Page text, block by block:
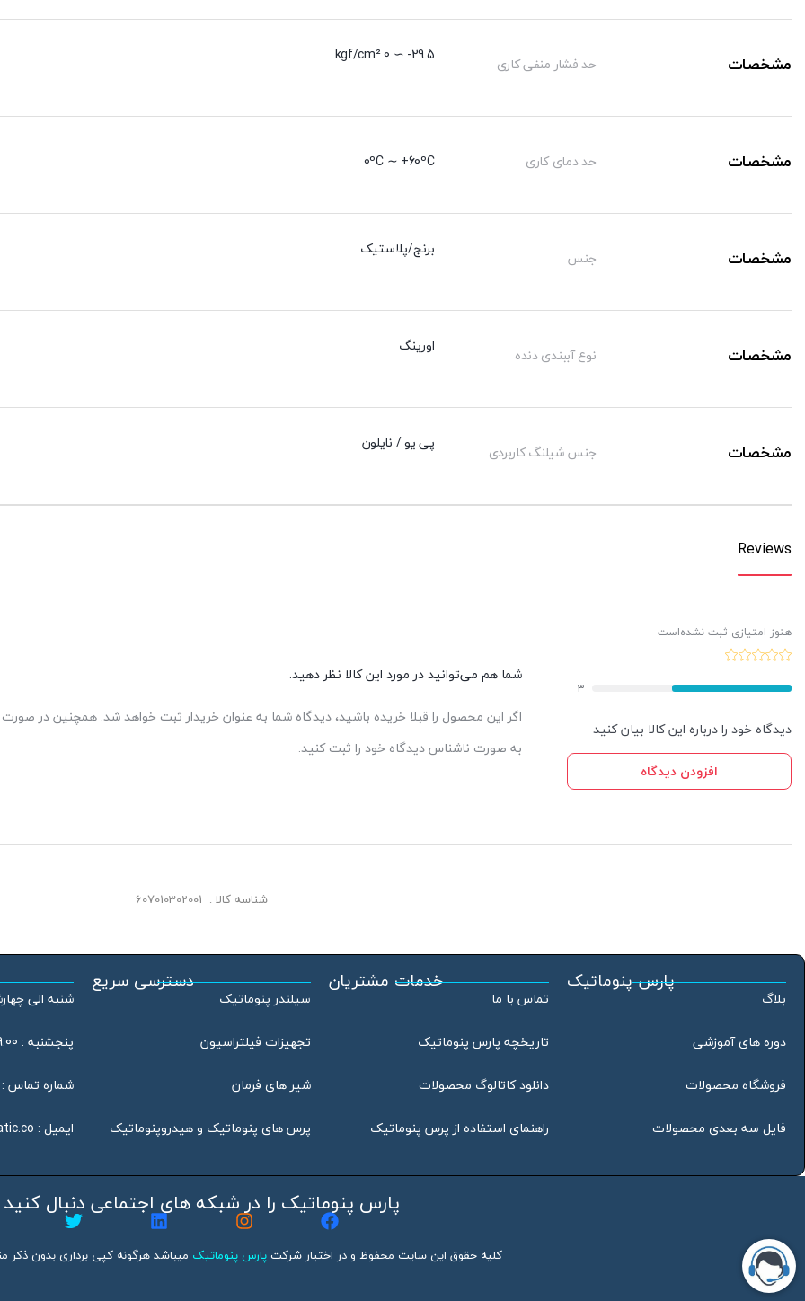
مشخصات حد فشار منفی کاری 29.5- ∼ 0 kgf/cm²
مشخصات حد دمای کاری 0ºC ∼ +60ºC
مشخصات جنس برنج/پلاستیک
مشخصات نوع آببندی دنده اورینگ
مشخصات جنس شیلنگ کاربردی پی یو / نایلون
Reviews
هنوز امتیازی ثبت نشده‌است
3
دیدگاه خود را درباره این کالا بیان کنید
افزودن دیدگاه
شما هم می‌توانید در مورد این کالا نظر دهید.
اگر این محصول را قبلا خریده باشید، دیدگاه شما به عنوان خریدار ثبت خواهد شد. همچنین در
به صورت ناشناس دیدگاه خود را ثبت کنید.
شناسه کالا : 607010302001
پارس پنوماتیک
بلاگ
دوره های آموزشی
فروشگاه محصولات
فایل سه بعدی محصولات
خدمات مشتریان
تماس با ما
تاریخچه پارس پنوماتیک
دانلود کاتالوگ محصولات
راهنمای استفاده از پرس پنوماتیک
دسترسی سریع
سیلندر پنوماتیک
تجهیزات فیلتراسیون
شیر های فرمان
پرس های پنوماتیک و هیدروپنوماتیک
شنبه الی چهارشنبه :
پنجشنبه : 09:00 الی 13:00
شماره تماس : 46802020 – 021
ایمیل :
پارس پنوماتیک را در شبکه های اجتماعی دنبال کنید
کلیه حقوق این سایت محفوظ و در اختیار شرکتپارس پنوماتیک میباشد هرگونه کپی برداری بدون ذکر